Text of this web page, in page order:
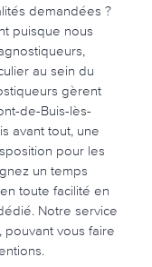
demandées ?
puisque nous
au sein du
gèrent
de-Buis-lès-
avant tout, une
pour les
un temps
toute facilité en
Notre service
pouvant vous faire